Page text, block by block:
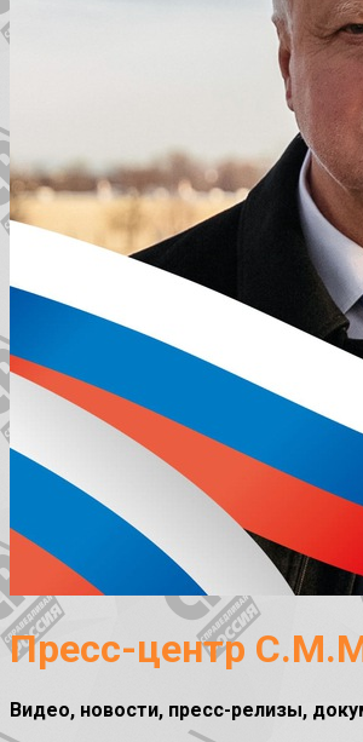
Пресс-центр
Видео, новости, пресс-релизы,